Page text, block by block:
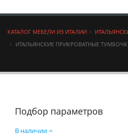
КАТАЛОГ МЕБЕЛИ ИЗ ИТАЛИИ
ИТАЛЬЯНСКИЕ ПРИКРОВАТНЫЕ
Подбор параметров
В наличии